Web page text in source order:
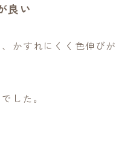
良い
かすれにくく色伸びが
した。